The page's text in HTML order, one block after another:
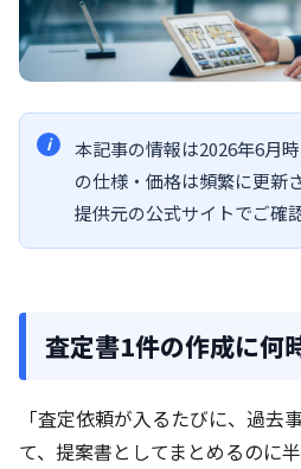
本記事の情報は2026年6月
の仕様・価格は頻繁に更新
提供元の公式サイトでご確
査定書1件の作成に何
「査定依頼が入るたびに、過去
て、提案書としてまとめるの